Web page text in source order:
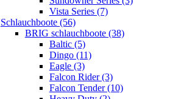
Vista Series (7)
Schlauchboote (56)
BRIG schlauchboote (38)
Baltic (5)
Dingo (11)
Eagle (3)
Falcon Rider (3)
Falcon Tender (10)